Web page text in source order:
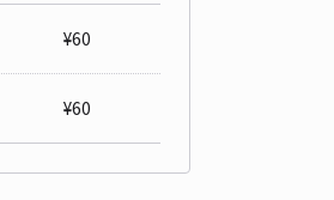
¥60
¥60